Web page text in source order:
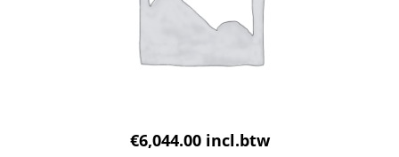
€6,044.00 incl.btw